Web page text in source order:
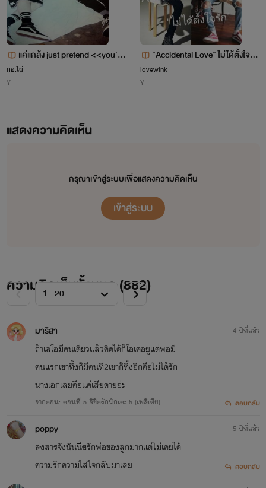
แค่แกล้ง just pretend <<you're
bad guy>>
กอ.ไผ่
Y
"Accidental Love" ไม่ได้ตั้งใจรัก
(END)
lovewink
Y
แสดงความคิดเห็น
กรุณาเข้าสู่ระบบเพื่อแสดงความคิดเห็น
เข้าสู่ระบบ
ความคิดเห็นทั้งหมด (882)
มาริสา
ถ้าเลโอมีคนเดียวแล้วคิดได้ก็โอเคอยูแต่พอมี
คนแรกเขาทิ้งก็มีคนที่2เขาก็ทิ้งอีกคือไม่ได้รัก
นางเอกเลยคือแค่เสียดายอ่ะ
จากตอน: ตอนที่ 5 ลิขิตรักนักเตะ 5 (เฟลิเซีย)
4 ปีที่แล้ว
ตอบกลับ
poppy
สงสารจังนันนีซรักพ่อของลูกมากแต่ไม่เคยได้
ความรักความใส่ใจกลับมาเลย
5 ปีที่แล้ว
ตอบกลับ